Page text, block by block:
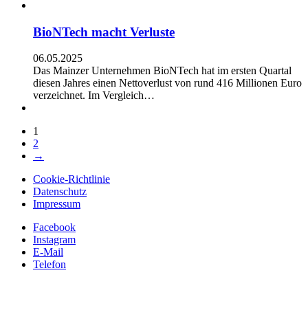
BioNTech macht Verluste
06.05.2025
Das Mainzer Unternehmen BioNTech hat im ersten Quartal
diesen Jahres einen Nettoverlust von rund 416 Millionen Euro
verzeichnet. Im Vergleich…
1
2
→
Cookie-Richtlinie
Datenschutz
Impressum
Facebook
Instagram
E-Mail
Telefon